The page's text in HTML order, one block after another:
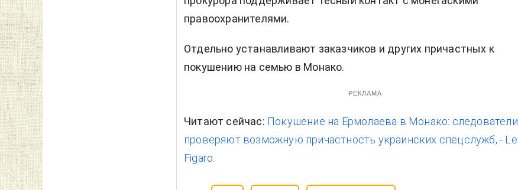
правоохранителями.
Отдельно устанавливают заказчиков и других причастных к
покушению на семью в Монако.
РЕКЛАМА
Читают сейчас: Покушение на Ермолаева в Монако: следователи
проверяют возможную причастность украинских спецслужб, - Le
Figaro.